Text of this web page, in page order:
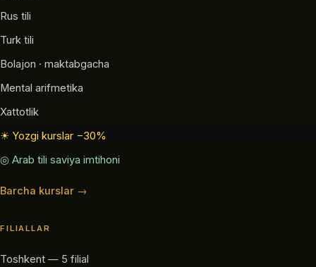
Rus tili
Turk tili
Bolajon · maktabgacha
Mental arifmetika
Xattotlik
☀ Yozgi kurslar −30%
◎ Arab tili saviya imtihoni
Barcha kurslar →
FILIALLAR
Toshkent — 5 filial